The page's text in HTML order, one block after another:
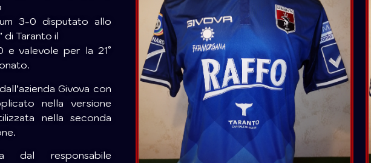
3-0 disputato allo
di Taranto il
e valevole per la 21°
Givova con
nella versione
nella seconda
dal responsabile